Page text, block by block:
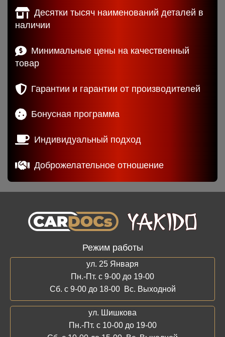
Десятки тысяч наименований деталей в
наличии
Минимальные цены на качественный
товар
Гарантии и гарантии от производителей
Бонусная программа
Индивидуальный подход
Доброжелательное отношение
Режим работы
ул. 25 Января
Пн.-Пт. с 9-00 до 19-00
Сб. с 9-00 до 18-00 Вс. Выходной
ул. Шишкова
Пн.-Пт. с 10-00 до 19-00